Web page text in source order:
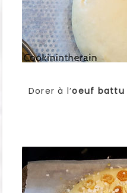
Dorer à l’oeuf battu